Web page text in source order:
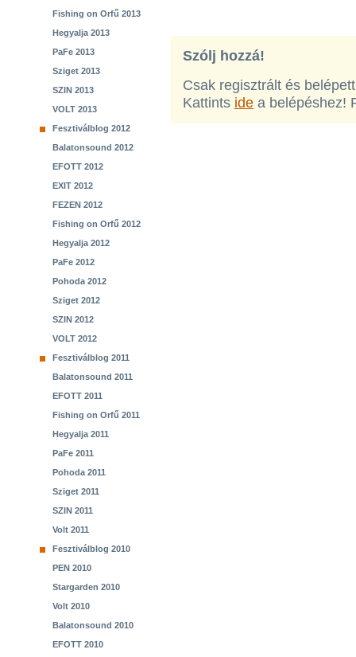
Fishing on Orfű 2013
Hegyalja 2013
PaFe 2013
Sziget 2013
SZIN 2013
VOLT 2013
Fesztiválblog 2012
Balatonsound 2012
EFOTT 2012
EXIT 2012
FEZEN 2012
Fishing on Orfű 2012
Hegyalja 2012
PaFe 2012
Pohoda 2012
Sziget 2012
SZIN 2012
VOLT 2012
Fesztiválblog 2011
Balatonsound 2011
EFOTT 2011
Fishing on Orfű 2011
Hegyalja 2011
PaFe 2011
Pohoda 2011
Sziget 2011
SZIN 2011
Volt 2011
Fesztiválblog 2010
PEN 2010
Stargarden 2010
Volt 2010
Balatonsound 2010
EFOTT 2010
Szólj hozzá!
Csak regisztrált és
Kattints ide a belépéshez!